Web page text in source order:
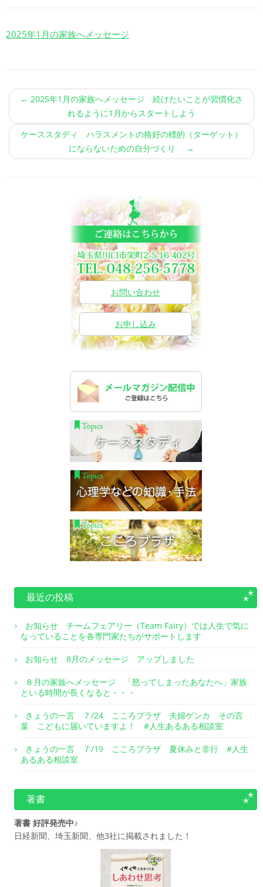
2025年1月の家族へメッセージ
← 2025年1月の家族へメッセージ 続けたいことが習慣化さ
れるように1月からスタートしよう
ケーススタディ ハラスメントの格好の標的（ターゲット）
にならないための自分づくり
→
お問い合わせ
お申し込み
最近の投稿
お知らせ チームフェアリー（Team Fairy）では人生で気に
なっていることを各専門家たちがサポートします
お知らせ 8月のメッセージ アップしました
８月の家族へメッセージ 「怒ってしまったあなたへ」家族
といる時間が長くなると・・・
きょうの一言 ７/24 こころプラザ 夫婦ゲンカ その言
葉 こどもに届いていますよ！ #人生あるある相談室
きょうの一言 ７/19 こころプラザ 夏休みと非行 #人生
あるある相談室
著書
著書 好評発売中♪
日経新聞、埼玉新聞、他3社に掲載されました！